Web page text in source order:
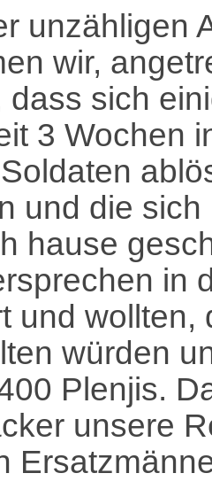
unzähligen
wir,
dass sich
3 Wochen
und die
hause
in
und wollten,
würden
Plenjis.
unsere